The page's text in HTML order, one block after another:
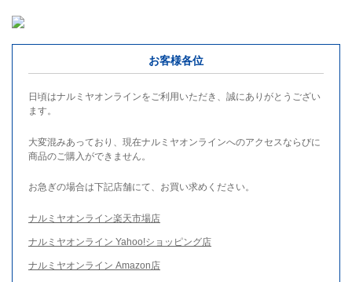
お客様各位
日頃はナルミヤオンラインをご利用いただき、誠にありがとうござい
ます。
大変混みあっており、現在ナルミヤオンラインへのアクセスならびに
商品のご購入ができません。
お急ぎの場合は下記店舗にて、お買い求めください。
ナルミヤオンライン楽天市場店
ナルミヤオンライン Yahoo!ショッピング店
ナルミヤオンライン Amazon店